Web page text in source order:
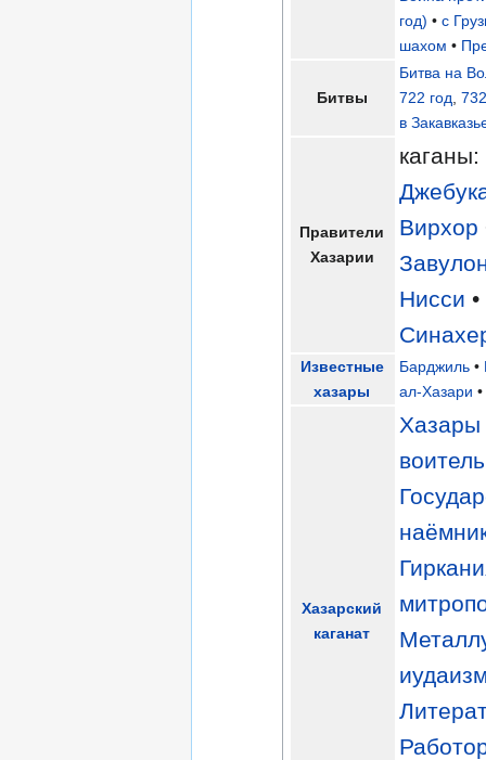
год) •с
шахом •
Битвы
Битва на
722 год ,
в
Правители
Хазарии
каганы:
Вирхор
Нисси •
Известные
хазары
Барджиль •
ал-Хазари
Хазарский
каганат
Хазары